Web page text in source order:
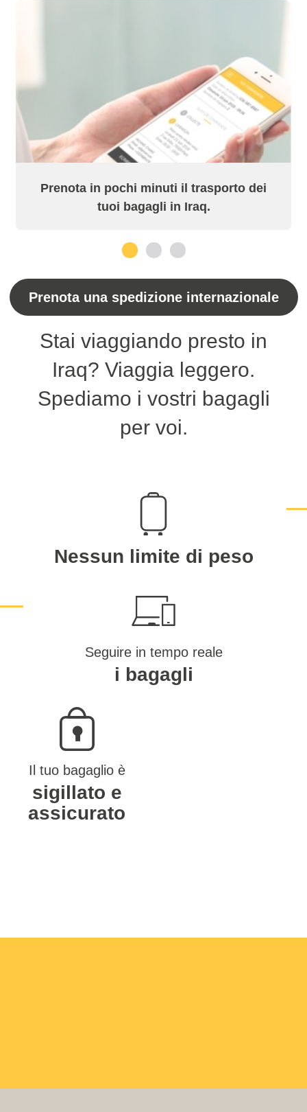
Prenota in pochi minuti il trasporto dei
tuoi bagagli in Iraq.
Prenota una spedizione internazionale
Stai viaggiando presto in
Iraq? Viaggia leggero.
Spediamo i vostri bagagli
per voi.
Nessun limite di peso
Seguire in tempo reale
i bagagli
Il tuo bagaglio è
sigillato e
assicurato